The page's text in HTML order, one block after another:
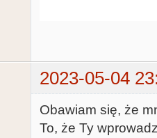
2023-05-04
Obawiam się, że
To, że Ty